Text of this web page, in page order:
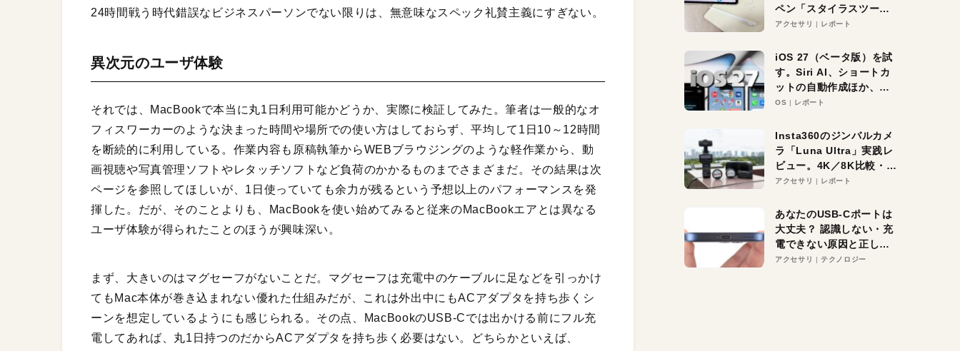
24時間戦う時代錯誤なビジネスパーソンでない限りは、無意味なスペック礼賛主義にすぎない。
異次元のユーザ体験
それでは、MacBookで本当に丸1日利用可能かどうか、実際に検証してみた。筆者は一般的なオ
フィスワーカーのような決まった時間や場所での使い方はしておらず、平均して1日10～12時間
を断続的に利用している。作業内容も原稿執筆からWEBブラウジングのような軽作業から、動
画視聴や写真管理ソフトやレタッチソフトなど負荷のかかるものまでさまざまだ。その結果は次
ページを参照してほしいが、1日使っていても余力が残るという予想以上のパフォーマンスを発
揮した。だが、そのことよりも、MacBookを使い始めてみると従来のMacBookエアとは異なる
ユーザ体験が得られたことのほうが興味深い。
まず、大きいのはマグセーフがないことだ。マグセーフは充電中のケーブルに足などを引っかけ
てもMac本体が巻き込まれない優れた仕組みだが、これは外出中にもACアダプタを持ち歩くシ
ーンを想定しているようにも感じられる。その点、MacBookのUSB-Cでは出かける前にフル充
電してあれば、丸1日持つのだからACアダプタを持ち歩く必要はない。どちらかといえば、
ペン「スタイラスツーウ
ェイ」レビュー。持ち替
アクセサリ レポート
iOS 27（ベータ版）を試
す。Siri AI、ショートカ
ットの自動作成ほか、期
待大の便利機能5選。
る未来はすぐそこ！
OS レポート
Insta360のジンバルカメ
ラ「Luna Ultra」実践レ
ビュー。4K／8K比較・ズ
ーム・夜間撮影をチェッ
アクセサリ レポート
あなたのUSB-Cポートは
大丈夫？ 認識しない・充
電できない原因と正しい
対策
アクセサリ テクノロジー